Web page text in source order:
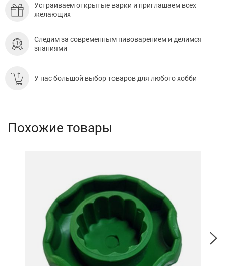
Устраиваем открытые варки и приглашаем всех
желающих
Следим за современным пивоварением и делимся
знаниями
У нас большой выбор товаров для любого хобби
Похожие товары